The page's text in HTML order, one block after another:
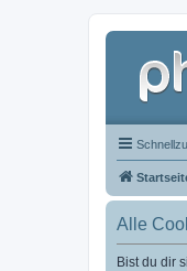
Alle
Bist du dir